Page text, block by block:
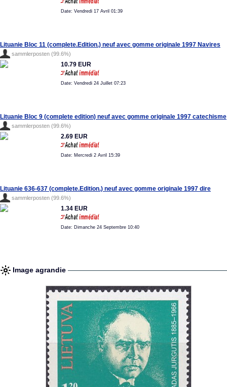
Date: Vendredi 17 Avril 01:39
Lituanie Bloc 11 (complete.Edition.) neuf avec gomme originale 1997 Navires
sammlerposten (99.6%)
10.79 EUR
Date: Vendredi 24 Juillet 07:23
Lituanie Bloc 9 (complete edition) neuf avec gomme originale 1997 catechisme
sammlerposten (99.6%)
2.69 EUR
Date: Mercredi 2 Avril 15:39
Lituanie 636-637 (complete.Edition.) neuf avec gomme originale 1997 dire
sammlerposten (99.6%)
1.34 EUR
Date: Dimanche 24 Septembre 10:40
Image agrandie